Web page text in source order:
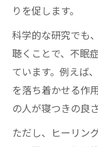
りを促します。
科学的な研究でも
聴くことで、不眠
ています。例えば
を落ち着かせる作
の人が寝つきの良
ただし、ヒーリン